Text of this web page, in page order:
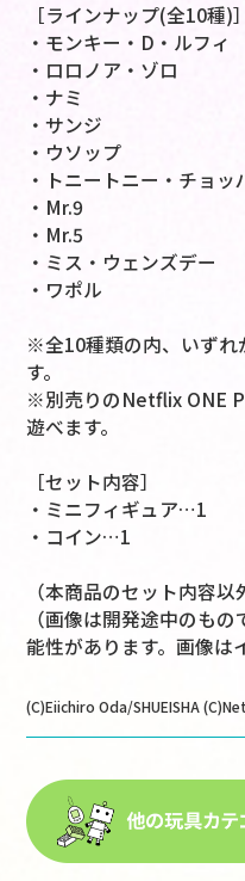
［ラインナップ(全10種)］
・モンキー・D・ルフィ
・ロロノア・ゾロ
・ナミ
・サンジ
・ウソップ
・トニートニー・チョッ
・Mr.9
・Mr.5
・ミス・ウェンズデー
・ワポル
※全10種類の内、いずれ
す。
※別売りのNetflix ONE
遊べます。
［セット内容］
・ミニフィギュア…1
・コイン…1
（本商品のセット内容以
（画像は開発途中のも
能性があります。画像は
(C)Eiichiro Oda/SHUEISHA